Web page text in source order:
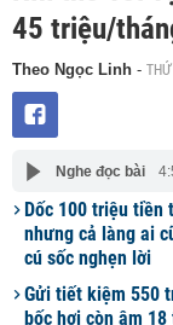
45 triệu/
Theo Ngọc Linh -
Nghe đọc bài
Dốc 100 triệu tiền
nhưng cả làng ai
cú sốc nghẹn lời
Gửi tiết kiệm 550
bốc hơi còn âm